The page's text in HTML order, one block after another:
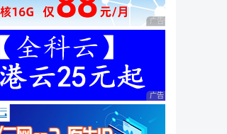
广告 商业广告，理性
广告 商业广告，理性